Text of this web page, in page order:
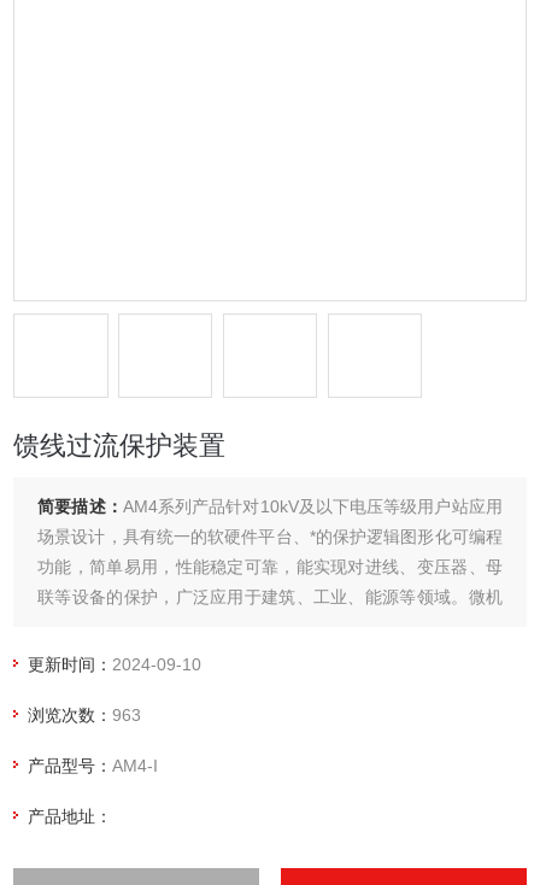
馈线过流保护装置
简要描述： AM4系列产品针对10kV及以下电压等级用户站应用
场景设计，具有统一的软硬件平台、*的保护逻辑图形化可编程
功能，简单易用，性能稳定可靠，能实现对进线、变压器、母
联等设备的保护，广泛应用于建筑、工业、能源等领域。微机
馈线过流保护装置
更新时间： 2024-09-10
浏览次数：963
产品型号：AM4-I
产品地址：